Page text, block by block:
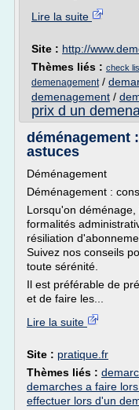
Lire la suite
Site : http://
Thèmes liés : check
demenagement/
demenagement /
prix d un
déménagement
astuces
Déménagement
Déménagement :
Lorsqu'on
formalités
résiliation
Suivez nos conseils
toute sérénité.
Il est préférable de
et de faire les...
Lire la suite
Site : pratique.fr
Thèmes liés :
demarches a faire
effectuer lors d'un